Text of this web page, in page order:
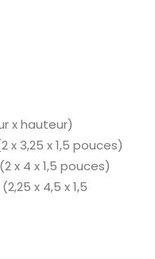
x hauteur)
x 3,25 x 1,5 pouces)
x 4 x 1,5 pouces)
x 4,5 x 1,5